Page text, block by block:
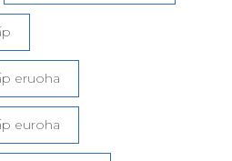
eruoha
euroha